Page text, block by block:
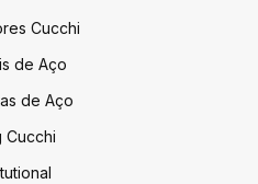
Cucchi
de Aço
de Aço
Cucchi